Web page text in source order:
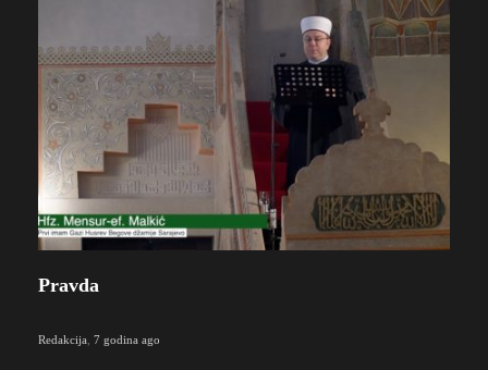
Pravda
Redakcija 7 godina ago